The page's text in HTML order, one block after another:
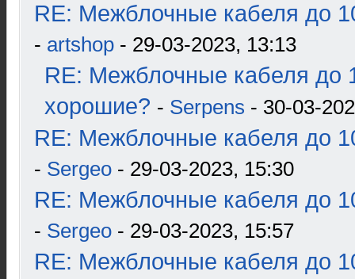
RE: Межблочные кабеля до
- artshop - 29-03-2023, 13:13
RE: Межблочные кабеля до
хорошие? - Serpens - 30-03-
RE: Межблочные кабеля до
- Sergeo - 29-03-2023, 15:30
RE: Межблочные кабеля до
- Sergeo - 29-03-2023, 15:57
RE: Межблочные кабеля до